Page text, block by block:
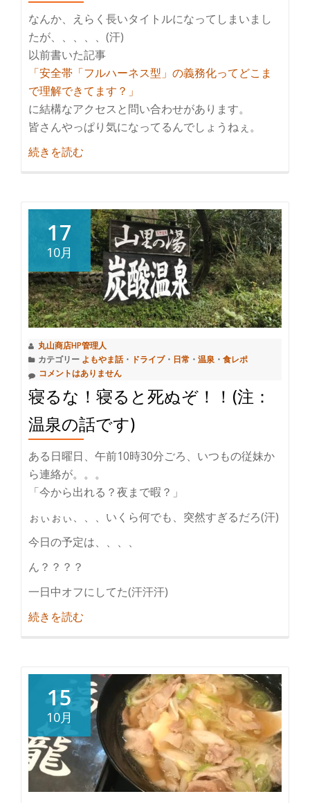
なんか、えらく長いタイトルになってしまいまし
たが、、、、、(汗)
以前書いた記事
「安全帯「フルハーネス型」の義務化ってどこま
で理解できてます？」
に結構なアクセスと問い合わせがあります。
皆さんやっぱり気になってるんでしょうねぇ。
続きを読む
制
止
用
器
具
の
う
ち
フ
ハ
ー
ネ
ス
型
の
を
て
業
の
業
務
に
係
る
17
10月
丸山商店HP管理人
カテゴリー よもやま話・ ドライブ・ 日常 ・ 温泉 ・ 食レポ
コメントはありません
寝るな！寝ると死ぬぞ！！(注：
温泉の話です)
ある日曜日、午前10時30分ごろ、いつもの従妹か
ら連絡が。。。
「今から出れる？夜まで暇？」
ぉぃぉぃ、、、いくら何でも、突然すぎるだろ(汗)
今日の予定は、、、、
ん？？？？
一日中オフにしてた(汗汗汗)
続きを読む
な！
寝
る
と
死
ぬ
ぞ！！
15
10月